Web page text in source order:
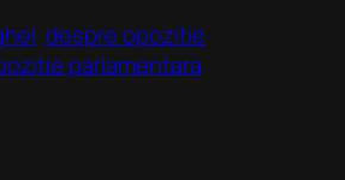
despre opozitie
parlamentara